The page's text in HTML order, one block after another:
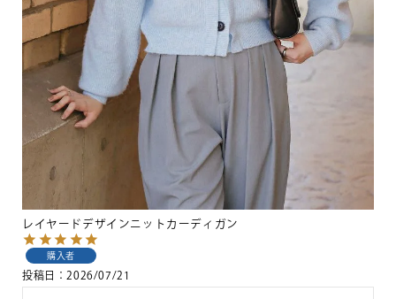
レイヤードデザインニットカーディガン
購入者
投稿日 2026/07/21